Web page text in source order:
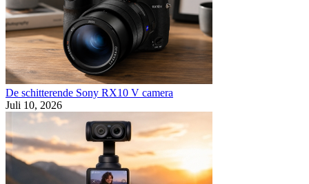
De schitterende Sony RX10 V camera
Juli 10, 2026